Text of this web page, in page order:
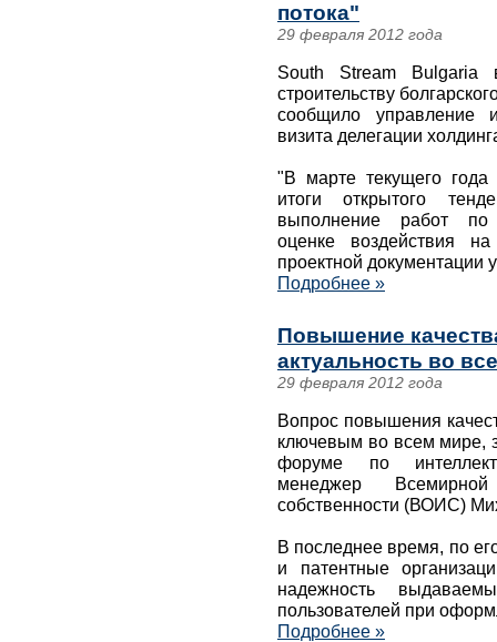
потока"
29 февраля 2012 года
South Stream Bulgaria
строительству
сообщило управление
визита делегации
"В марте текущего
итоги открытого
выполнение работ по
оценке воздействия
проектной документации
Подробнее »
Повышение
актуальность во
29 февраля 2012 года
Вопрос повышения
ключевым во всем мире,
форуме по
менеджер Всемирной
собственности (ВОИС)
В последнее время, по
и патентные
надежность
пользователей при
Подробнее »